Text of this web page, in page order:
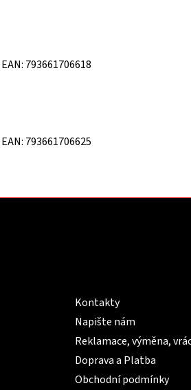
EAN: 793661706618
EAN: 793661706625
Kontakty
Napište nám
Reklamace, výměna,
Doprava a Platba
Obchodní podmínky